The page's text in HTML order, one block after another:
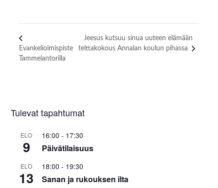
Evankelioimispiste
Tammelantorilla
Jeesus kutsuu sinua uuteen elämään
telttakokous Annalan koulun pihassa
Tulevat tapahtumat
ELO
9
16:00 - 17:30
Päivätilaisuus
ELO
13
18:00 - 19:30
Sanan ja rukouksen ilta